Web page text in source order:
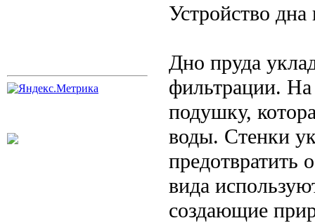
Устройство дна
Дно пруда
фильтрации.
подушку,
воды. Стенки
предотвратить
вида
создающие